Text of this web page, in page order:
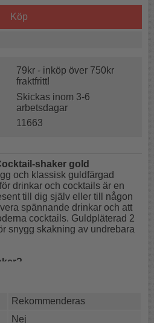
Köp
79kr - inköp över 750kr
fraktfritt!
Skickas inom 3-6
arbetsdagar
11663
shaker gold
och klassisk guldfärgad
drinkar och cocktails är en
till dig själv eller till någon
spännande drinkar och att
cocktails. Guldpläterad 2
snygg skakning av undrebara
fransk shaker är en elegant,
metall som kombinerar formen
kräver en separat cocktail-
Rekommenderas
Nej